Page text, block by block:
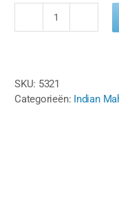
INDIAN
-
NAVY
SKU: 5321
Categorieën: Indian